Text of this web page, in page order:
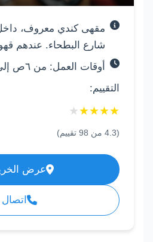
مقهى كندي معروف، داخل
شارع البطحاء. عندهم
أوقات العمل: من ٦ص إلى ١٢ص.
التقييم:
★
★
★
★
★
(
4.3 من 98 تقييم)
عرض
اتصال